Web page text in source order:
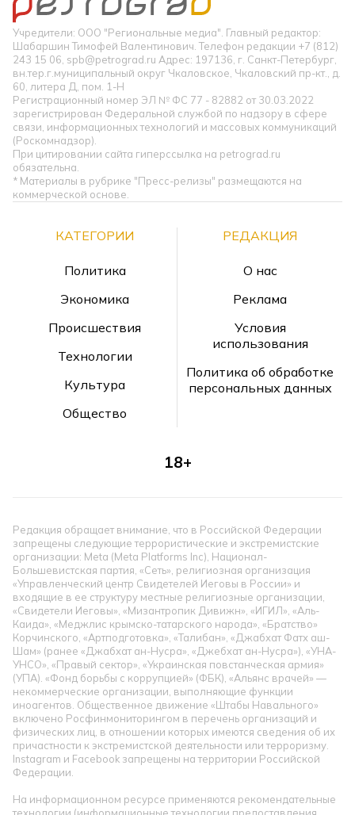
Учредители: ООО "Региональные медиа". Главный редактор:
Шабаршин Тимофей Валентинович. Телефон редакции +7 (812)
243 15 06, spb@petrograd.ru Адрес: 197136, г. Санкт-Петербург,
вн.тер.г.муниципальный округ Чкаловское, Чкаловский пр-кт., д.
60, литера Д, пом. 1-Н
Регистрационный номер ЭЛ № ФС 77 - 82882 от 30.03.2022
зарегистрирован Федеральной службой по надзору в сфере
связи, информационных технологий и массовых коммуникаций
(Роскомнадзор).
При цитировании сайта гиперссылка на petrograd.ru
обязательна.
* Материалы в рубрике "Пресс-релизы" размещаются на
коммерческой основе.
КАТЕГОРИИ
Политика
Экономика
Происшествия
Технологии
Культура
Общество
РЕДАКЦИЯ
О нас
Реклама
Условия
использования
Политика об обработке
персональных данных
18+
Редакция обращает внимание, что в Российской Федерации
запрещены следующие террористические и экстремистские
организации: Meta (Meta Platforms Inc), Национал-
Большевистская партия, «Сеть», религиозная организация
«Управленческий центр Свидетелей Иеговы в России» и
входящие в ее структуру местные религиозные организации,
«Свидетели Иеговы», «Мизантропик Дивижн», «ИГИЛ», «Аль-
Каида», «Меджлис крымско-татарского народа», «Братство»
Корчинского, «Артподготовка», «Талибан», «Джабхат Фатх аш-
Шам» (ранее «Джабхат ан-Нусра», «Джебхат ан-Нусра»), «УНА-
УНСО», «Правый сектор», «Украинская повстанческая армия»
(УПА). «Фонд борьбы с коррупцией» (ФБК), «Альянс врачей» —
некоммерческие организации, выполняющие функции
иноагентов. Общественное движение «Штабы Навального»
включено Росфинмониторингом в перечень организаций и
физических лиц, в отношении которых имеются сведения об их
причастности к экстремистской деятельности или терроризму.
Instagram и Facebook запрещены на территории Российской
Федерации.
На информационном ресурсе применяются рекомендательные